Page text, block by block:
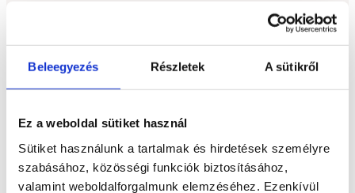
Beleegyezés Részletek A sütikről
Ez a weboldal sütiket használ
Sütiket használunk a tartalmak és hirdetések személyre
szabásához, közösségi funkciók biztosításához,
valamint weboldalforgalmunk elemzéséhez. Ezenkívül
Erősíti a személyes határokat és az energetikai
Segíti a meditációt és spirituális tudatosság
fejlesztését
stresszes időszakban
💡 Tudtad?
fekete turmalin blokkolja a negatív hatásokat, addig a
kvarc felerősíti és kiegyensúlyozza ezt a védelmet. A